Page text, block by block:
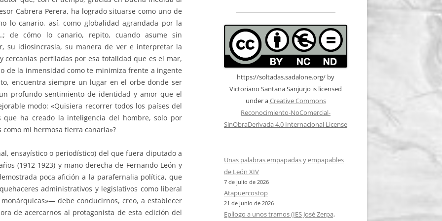
Cabrera Perera, ha logrado situarse como uno de
lo canario, así, como globalidad agrandada por la
de cómo lo canario, repito, cuando asume sin
su idiosincrasia, su manera de ver e interpretar la
cercanías perfiladas por esa totalidad que es el mar,
de la inmensidad como te minimiza frente a ingente
encuentra siempre un lugar en el orbe donde ser
profundo sentimiento de identidad y amor que el
modo: «Quisiera recorrer todos los países del
que ha creado la inteligencia del hombre, solo por
mi hermosa tierra canaria»?
ensayístico o periodístico) del que fuera diputado a
(1912-1923) y mano derecha de Fernando León y
poca afición a la parafernalia política, que
administrativos y legislativos como liberal
debe conducirnos, creo, a establecer
de acercarnos al protagonista de esta edición del
https://soltadas.sadalone.org/ by
Victoriano Santana Sanjurjo is licensed
under aCreative Commons
Reconocimiento-NoComercial-
SinObraDerivada 4.0 Internacional License
Unas palabras empapadas y empapables
de León XIV
7 de julio de 2026
Atapuercostop
21 de junio de 2026
Epílogo a unos tramos (IES José Zerpa,